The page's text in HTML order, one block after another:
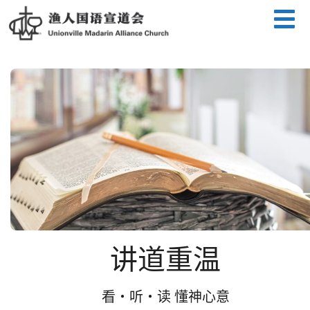
讲道重温
看・听・读 懂神心意